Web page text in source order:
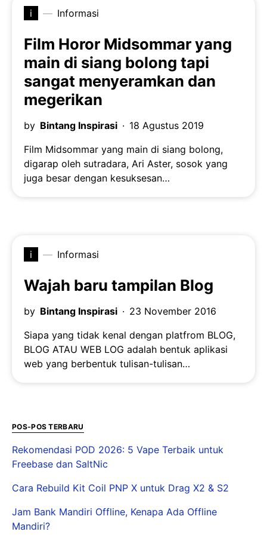
i Informasi
Film Horor Midsommar yang
main di siang bolong tapi
sangat menyeramkan dan
megerikan
by Bintang Inspirasi
18 Agustus 2019
Film Midsommar yang main di siang bolong,
digarap oleh sutradara, Ari Aster, sosok yang
juga besar dengan kesuksesan…
i Informasi
Wajah baru tampilan Blog
by Bintang Inspirasi
23 November 2016
Siapa yang tidak kenal dengan platfrom BLOG,
BLOG ATAU WEB LOG adalah bentuk aplikasi
web yang berbentuk tulisan-tulisan…
POS-POS TERBARU
Rekomendasi POD 2026: 5 Vape Terbaik untuk
Freebase dan SaltNic
Cara Rebuild Kit Coil PNP X untuk Drag X2 & S2
Jam Bank Mandiri Offline, Kenapa Ada Offline
Mandiri?